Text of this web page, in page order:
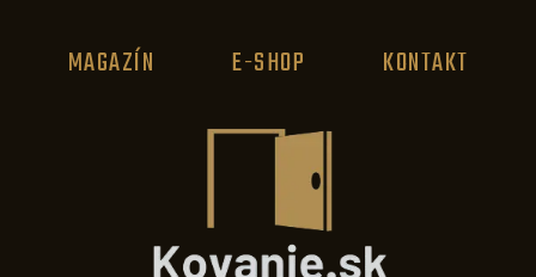
MAGAZÍN E-SHOP KONTAKT